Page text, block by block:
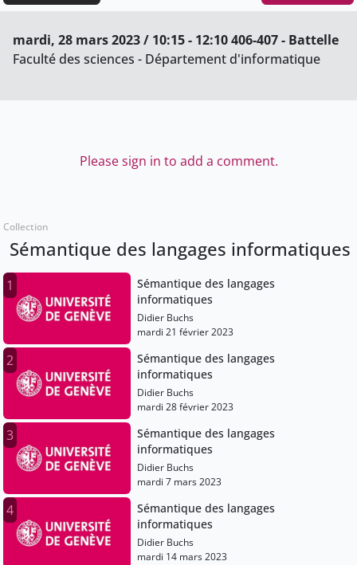
mardi, 28 mars 2023 / 10:15 - 12:10 406-407 - Battelle
Faculté des sciences - Département d'informatique
Please sign in to add a comment.
Collection
Sémantique des langages informatiques
1
Sémantique des langages
informatiques
Didier Buchs
mardi 21 février 2023
2
Sémantique des langages
informatiques
Didier Buchs
mardi 28 février 2023
3
Sémantique des langages
informatiques
Didier Buchs
mardi 7 mars 2023
4
Sémantique des langages
informatiques
Didier Buchs
mardi 14 mars 2023